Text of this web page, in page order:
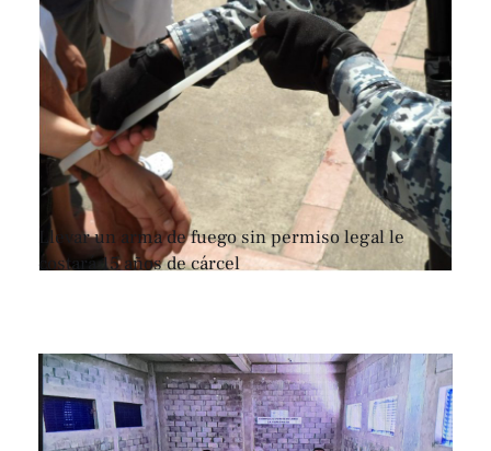
Llevar un arma de fuego sin permiso legal le
costará 15 años de cárcel